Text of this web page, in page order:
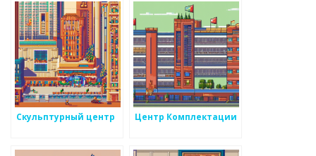
Скульптурный центр Центр Комплектации